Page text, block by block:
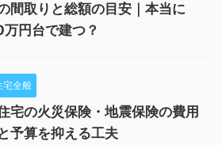
間取りと総額の目安｜本当に
円台で建つ？
宅全般
宅の火災保険・地震保険の費用
予算を抑える工夫